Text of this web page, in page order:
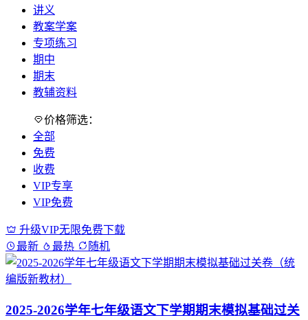
讲义
教案学案
专项练习
期中
期末
教辅资料
价格筛选：
全部
免费
收费
VIP专享
VIP免费
升级VIP无限免费下载
最新
最热 随机
2025-2026学年七年级语文下学期期末模拟基础过关